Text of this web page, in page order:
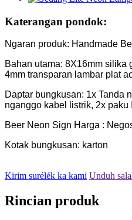
Katerangan pondok:
Ngaran produk: Handmade
Bahan utama: 8X16mm silika
4mm transparan lambar plat
Daptar bungkusan: 1x Tanda
nganggo kabel listrik, 2x paku
Beer Neon Sign Harga :
Kotak bungkusan: karton
Kirim surélék ka kami Unduh
Rincian produk